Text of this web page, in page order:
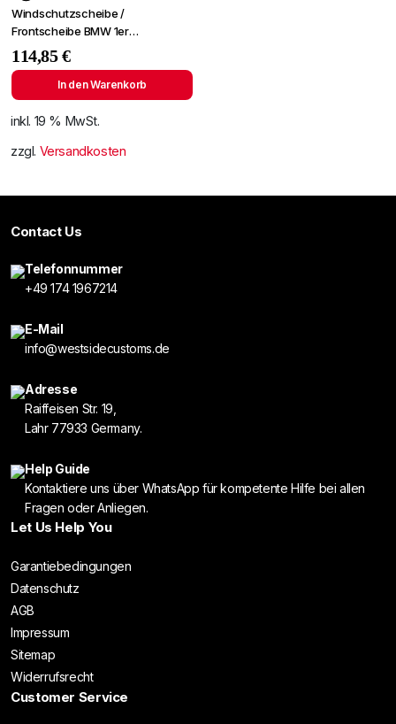
Windschutzscheibe /
Frontscheibe BMW 1er
E81/E82/E87/E88 04-
+Spiegelhalter
114,85€
In den Warenkorb
inkl. 19 % MwSt.
zzgl. Versandkosten
Contact Us
Telefonnummer
+49 174 1967214
E-Mail
info@westsidecustoms.de
Adresse
Raiffeisen Str. 19,
Lahr 77933 Germany.
Help Guide
Kontaktiere uns über WhatsApp für kompetente Hilfe bei allen
Fragen oder Anliegen.
Let Us Help You
Garantiebedingungen
Datenschutz
AGB
Impressum
Sitemap
Widerrufsrecht
Customer Service